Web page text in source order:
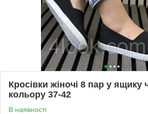
Кросівки жіночі 8 пар у ящику
кольору 37-42
В наявності